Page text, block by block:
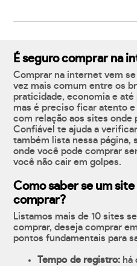
É seguro comprar na
Comprar na internet vem
vez mais comum entre os
praticidade, economia e até
mas é preciso ficar atento
com relação aos sites onde
Confiável te ajuda a
também lista nessa página,
onde você pode comprar
você não cair em golpes.
Como saber se um
comprar?
Listamos mais de 10 sites
comprar, deseja comprar
pontos fundamentais para
Tempo de registro:há